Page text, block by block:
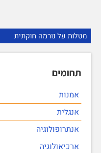
מטלות על נורמה חוקתית
תחומים
אמנות
אנגלית
אנתרופולוגיה
ארכיאולוגיה